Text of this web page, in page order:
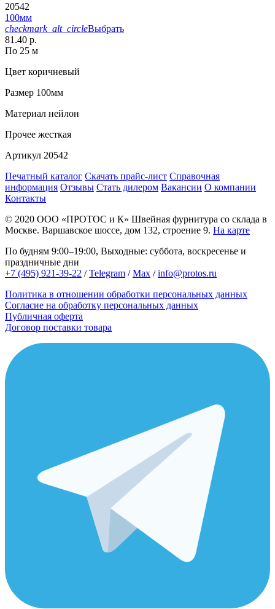
20542
100мм
checkmark_alt_circleВыбрать
81.40 р.
По 25 м
Цвет коричневый
Размер 100мм
Материал нейлон
Прочее жесткая
Артикул 20542
Печатный каталог Скачать прайс-лист Справочная
информация Отзывы Стать дилером Вакансии О компании
Контакты
© 2020 ООО «ПРОТОС и К» Швейная фурнитура со склада в
Москве. Варшавское шоссе, дом 132, строение 9. На карте
По будням 9:00–19:00, Выходные: суббота, воскресенье и
праздничные дни
+7 (495) 921-39-22 /Telegram /Max /info@protos.ru
Политика в отношении обработки персональных данных
Согласие на обработку персональных данных
Публичная оферта
Договор поставки товара